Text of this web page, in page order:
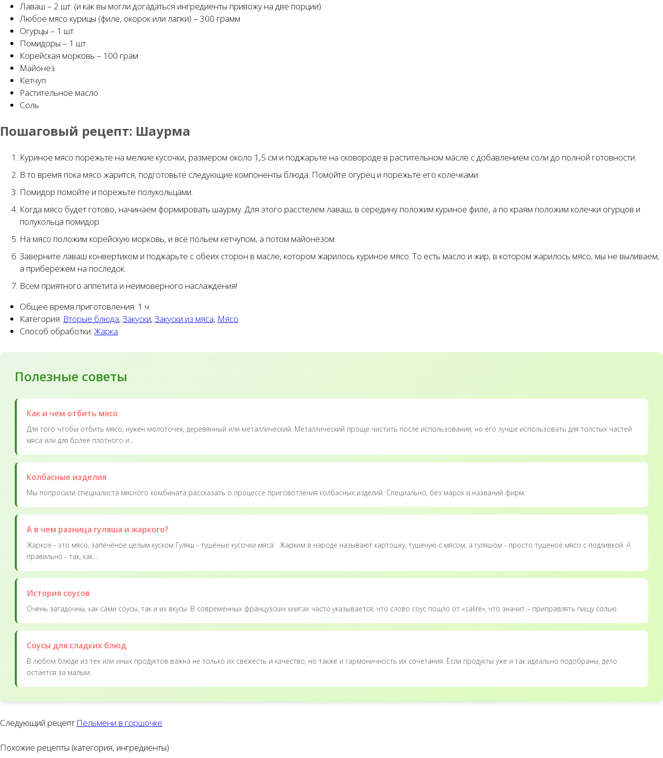
Лаваш – 2 шт. (и как вы могли догадаться ингредиенты привожу на две порции)
Любое мясо курицы (филе, окорок или лапки) – 300 грамм
Огурцы – 1 шт.
Помидоры – 1 шт.
Корейская морковь – 100 грам
Майонез
Кетчуп
Растительное масло
Соль
Пошаговый рецепт: Шаурма
Куриное мясо порежьте на мелкие кусочки, размером около 1,5 см и поджарьте на сковороде в растительном масле с добавлением соли до полной готовности.
В то время пока мясо жарится, подготовьте следующие компоненты блюда. Помойте огурец и порежьте его колечками.
Помидор помойте и порежьте полукольцами.
Когда мясо будет готово, начинаем формировать шаурму. Для этого расстелем лаваш, в середину положим куриное филе, а по краям положим колечки огурцов и
полукольца помидор.
На мясо положим корейскую морковь, и все польем кетчупом, а потом майонезом.
Заверните лаваш конвертиком и поджарьте с обеих сторон в масле, котором жарилось куриное мясо. То есть масло и жир, в котором жарилось мясо, мы не выливаем,
а прибережем на последок.
Всем приятного аппетита и неимоверного наслаждения!
Общее время приготовления: 1 ч.
Категория: Вторые блюда, Закуски, Закуски из мяса, Мясо
Способ обработки: Жарка
Полезные советы
Как и чем отбить мясо
Для того чтобы отбить мясо, нужен молоточек, деревянный или металлический. Металлический проще чистить после использования, но его лучше использовать для толстых частей
мяса или для более плотного и...
Колбасные изделия
Мы попросили специалиста мясного комбината рассказать о процессе приговотления колбасных изделий. Специально, без марок и названий фирм.
А в чем разница гуляша и жаркого?
Жаркое - это мясо, запечёное целым куском Гуляш - тушёные кусочки мяса Жарким в народе называют картошку, тушеную с мясом, а гуляшом - просто тушеное мясо с подливкой. А
правильно - так, как...
История соусов
Очень загадочны, как сами соусы, так и их вкусы. В современных французских книгах часто указывается, что слово соус пошло от «salire», что значит – приправлять пищу солью.
Соусы для сладких блюд
В любом блюде из тех или иных продуктов важна не только их свежесть и качество, но также и гармоничность их сочетания. Если продукты уже и так идеально подобраны, дело
остается за малым.
Следующий рецепт Пельмени в горшочке
Похожие рецепты (категория, ингредиенты)